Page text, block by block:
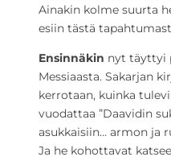
Ainakin kolme suurta
esiin tästä
Ensinnäkin nyt täyttyi
Messiaasta. Sakarjan
kerrotaan, kuinka
vuodattaa ”Daavidin
asukkaisiin… armon ja
Ja he kohottavat